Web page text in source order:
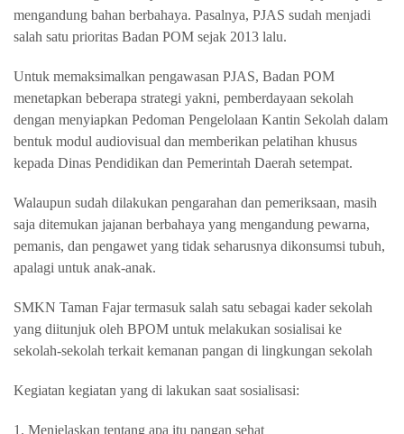
mengandung bahan berbahaya. Pasalnya, PJAS sudah menjadi
salah satu prioritas Badan POM sejak 2013 lalu.
Untuk memaksimalkan pengawasan PJAS, Badan POM
menetapkan beberapa strategi yakni, pemberdayaan sekolah
dengan menyiapkan Pedoman Pengelolaan Kantin Sekolah dalam
bentuk modul audiovisual dan memberikan pelatihan khusus
kepada Dinas Pendidikan dan Pemerintah Daerah setempat.
Walaupun sudah dilakukan pengarahan dan pemeriksaan, masih
saja ditemukan jajanan berbahaya yang mengandung pewarna,
pemanis, dan pengawet yang tidak seharusnya dikonsumsi tubuh,
apalagi untuk anak-anak.
SMKN Taman Fajar termasuk salah satu sebagai kader sekolah
yang diitunjuk oleh BPOM untuk melakukan sosialisai ke
sekolah-sekolah terkait kemanan pangan di lingkungan sekolah
Kegiatan kegiatan yang di lakukan saat sosialisasi:
1. Menjelaskan tentang apa itu pangan sehat